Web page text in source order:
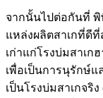
จากนั้นไปต่อกันที่
แหล่งผลิตสาเกที่ดี
เก่าแก่โรงบ่มสาเ
เพื่อเป็นการนุรักษ์
เป็นโรงบ่มสาเกจริ